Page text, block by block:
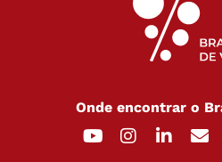
Onde encontrar o